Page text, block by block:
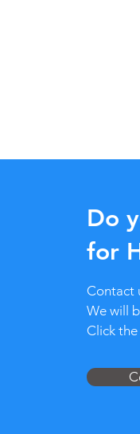
Do
for
Contact
We will
Click